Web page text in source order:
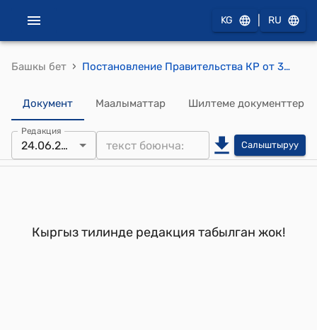
KG RU
Башкы бет › Постановление Правительства КР от 30 апреля 2004 года №320 "Об утверждении Положения о фонде развития и материального обеспечения Государственного агентства информационных ресурсов и технологий при Правительстве Кыргызской Республики"
Документ Маалыматтар Шилтеме документтер
Редакция
24.06.2022 Салыштыруу
Кыргыз тилинде редакция табылган жок!